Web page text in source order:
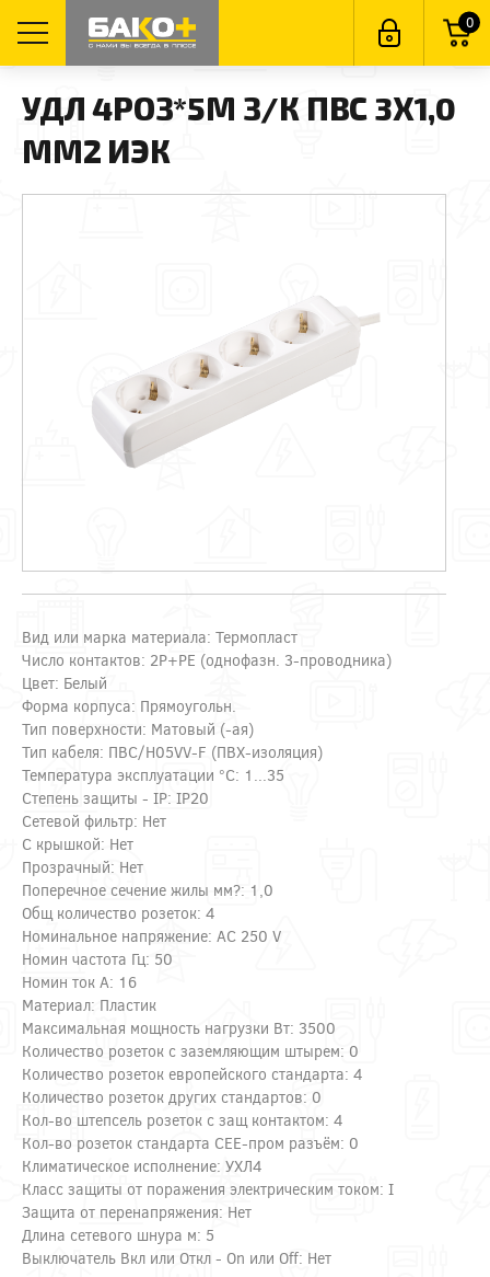
0
УДЛ 4РОЗ*5М З/К ПВС 3Х1,0
ММ2 ИЭК
Вид или марка материала: Термопласт
Число контактов: 2P+PE (однофазн. 3-проводника)
Цвет: Белый
Форма корпуса: Прямоугольн.
Тип поверхности: Матовый (-ая)
Тип кабеля: ПВС/H05VV-F (ПВХ-изоляция)
Температура эксплуатации °C: 1...35
Степень защиты - IP: IP20
Сетевой фильтр: Нет
С крышкой: Нет
Прозрачный: Нет
Поперечное сечение жилы мм?: 1,0
Общ количество розеток: 4
Номинальное напряжение: AC 250 V
Номин частота Гц: 50
Номин ток А: 16
Материал: Пластик
Максимальная мощность нагрузки Вт: 3500
Количество розеток с заземляющим штырем: 0
Количество розеток европейского стандарта: 4
Количество розеток других стандартов: 0
Кол-во штепсель розеток с защ контактом: 4
Кол-во розеток стандарта CEE-пром разъём: 0
Климатическое исполнение: УХЛ4
Класс защиты от поражения электрическим током: I
Защита от перенапряжения: Нет
Длина сетевого шнура м: 5
Выключатель Вкл или Откл - On или Off: Нет